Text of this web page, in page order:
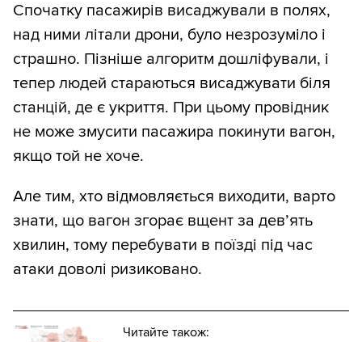
Спочатку пасажирів висаджували в полях,
над ними літали дрони, було незрозуміло і
страшно. Пізніше алгоритм дошліфували, і
тепер людей стараються висаджувати біля
станцій, де є укриття. При цьому провідник
не може змусити пасажира покинути вагон,
якщо той не хоче.
Але тим, хто відмовляється виходити, варто
знати, що вагон згорає вщент за дев’ять
хвилин, тому перебувати в поїзді під час
атаки доволі ризиковано.
Читайте також: